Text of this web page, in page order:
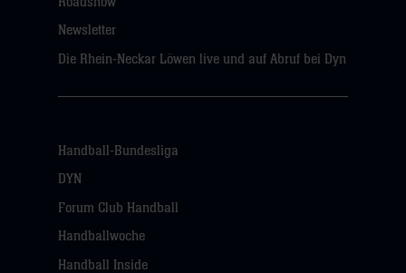
Newsletter
Die Rhein-Neckar Löwen live und auf Abruf bei Dyn
Handball-Bundesliga
DYN
Forum Club Handball
Handballwoche
Handball Inside